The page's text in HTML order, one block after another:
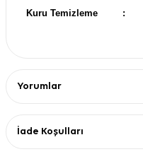
Kuru Temizleme :
Yorumlar
İade Koşulları